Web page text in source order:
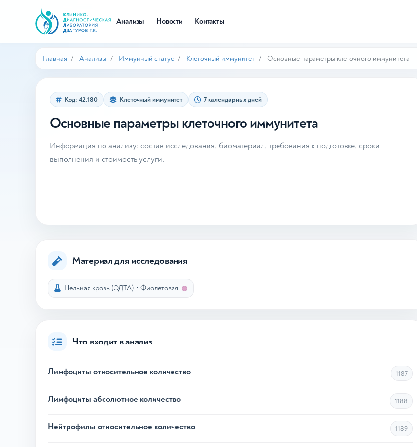
Анализы Новости Контакты
Главная Анализы Иммунный статус Клеточный иммунитет Основные параметры клеточного иммунитета
Код: 42.180 Клеточный иммунитет 7 календарных дней
Основные параметры клеточного иммунитета
Информация по анализу: состав исследования, биоматериал, требования к подготовке, сроки
выполнения и стоимость услуги.
Материал для исследования
Цельная кровь (ЭДТА) • Фиолетовая
Что входит в анализ
Лимфоциты относительное количество 1187
Лимфоциты абсолютное количество 1188
Нейтрофилы относительное количество 1189